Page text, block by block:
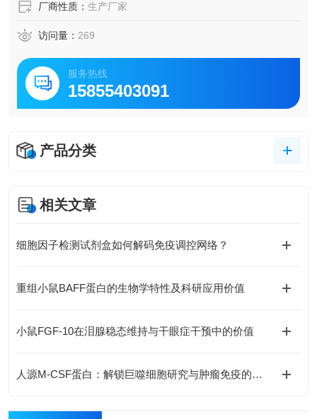
厂商性质： 生产厂家
访问量： 269
服务热线
15855403091
产品分类
相关文章
细胞因子检测试剂盒如何解码免疫调控网络？
重组小鼠BAFF蛋白的生物学特性及科研应用价值
小鼠FGF-10在泪腺稳态维持与干眼症干预中的价值
人源M-CSF蛋白：解锁巨噬细胞研究与肿瘤免疫的科研密钥